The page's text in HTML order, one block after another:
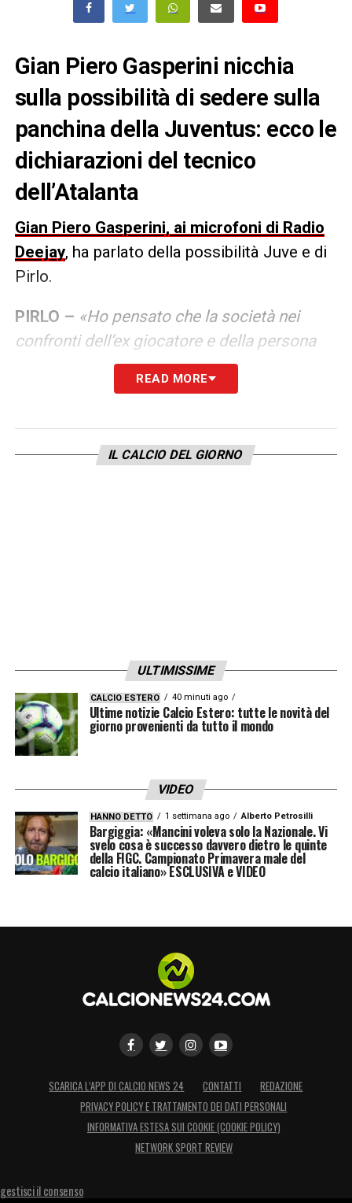
Gian Piero Gasperini nicchia
sulla possibilità di sedere sulla
panchina della Juventus: ecco le
dichiarazioni del tecnico
dell’Atalanta
Gian Piero Gasperini, ai microfoni di Radio
Deejay, ha parlato della possibilità Juve e di
Pirlo.
PIRLO – «Ho pensato che la società nei
confronti dell’ex giocatore e della persona
avesse una fiducia smisurata. Magari hanno
l’idea che possa diventare un grande
formare. Lo puoi fare in tanti modi, magari
READ MORE
IL CALCIO DEL GIORNO
ULTIMISSIME
CALCIO ESTERO 40 minuti ago
Ultime notizie Calcio Estero: tutte le novità del
giorno provenienti da tutto il mondo
VIDEO
HANNO DETTO 1 settimana ago Alberto Petrosilli
Bargiggia: «Mancini voleva solo la Nazionale. Vi
svelo cosa è successo davvero dietro le quinte
della FIGC. Campionato Primavera male del
calcio italiano» ESCLUSIVA e VIDEO
SCARICA L’APP DI CALCIO NEWS 24 CONTATTI
REDAZIONE
PRIVACY POLICY E TRATTAMENTO DEI DATI PERSONALI
INFORMATIVA ESTESA SUI COOKIE (COOKIE POLICY)
NETWORK SPORT REVIEW
gestisci il consenso